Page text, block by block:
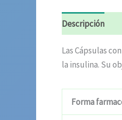
Descripción
Las Cápsulas
la insulina. Su
Forma